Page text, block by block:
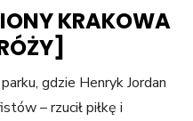
KRAKOWA
gdzie Henryk Jordan
– rzucił piłkę i